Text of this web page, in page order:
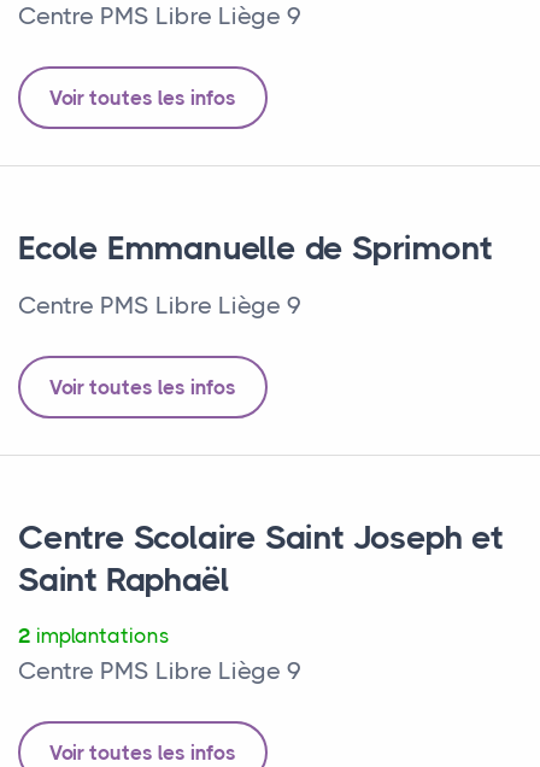
Centre PMS Libre Liège 9
Voir toutes les infos
Ecole Emmanuelle de Sprimont
Centre PMS Libre Liège 9
Voir toutes les infos
Centre Scolaire Saint Joseph et
Saint Raphaël
2 implantations
Centre PMS Libre Liège 9
Voir toutes les infos